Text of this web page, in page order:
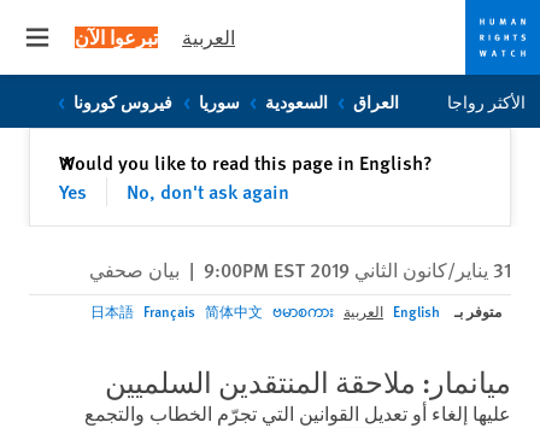
Skip
to
Skip
to
العربية تبرعوا الآن
الأكثر رواجا العراق السعودية سوريا فيروس كورونا
Would you like to read this page in English?
Yes
No, don't ask again
✕إغلاق
31 يناير/كانون الثاني 2019 9:00PM EST | بيان صحفي
متوفر بـ English العربية ဗမာစကား
简体中文
Français
日本語
ميانمار: ملاحقة المنتقدين السلميين
عليها إلغاء أو تعديل القوانين التي تجرّم الخطاب والتجمع